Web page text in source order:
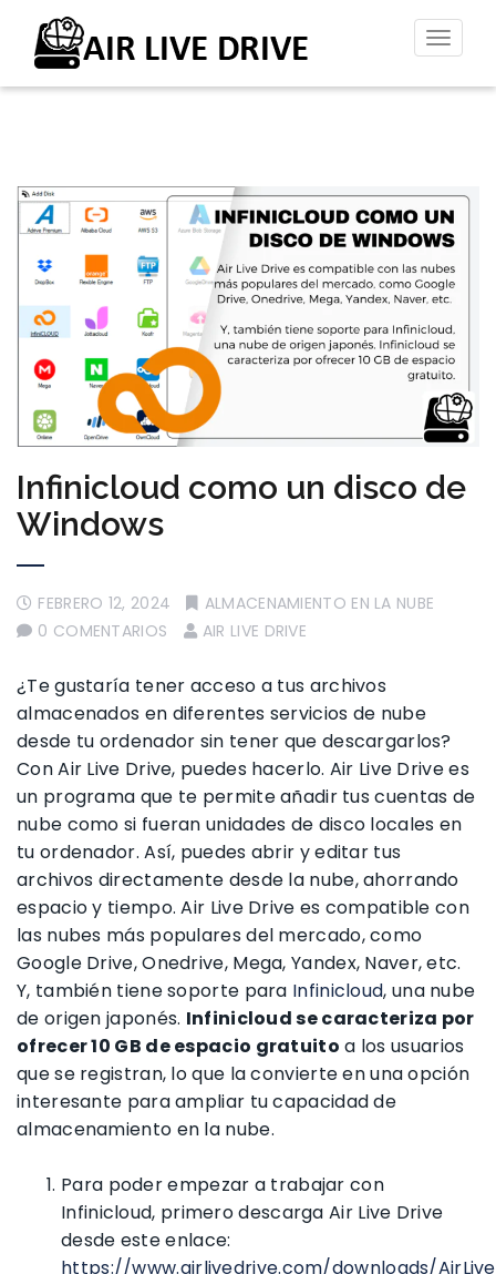
Infinicloud como un disco de
Windows
FEBRERO 12, 2024
ALMACENAMIENTO EN LA NUBE
0 COMENTARIOS
AIR LIVE DRIVE
¿Te gustaría tener acceso a tus archivos
almacenados en diferentes servicios de nube
desde tu ordenador sin tener que descargarlos?
Con Air Live Drive, puedes hacerlo. Air Live Drive es
un programa que te permite añadir tus cuentas de
nube como si fueran unidades de disco locales en
tu ordenador. Así, puedes abrir y editar tus
archivos directamente desde la nube, ahorrando
espacio y tiempo. Air Live Drive es compatible con
las nubes más populares del mercado, como
Google Drive, Onedrive, Mega, Yandex, Naver, etc.
Y, también tiene soporte para Infinicloud, una nube
de origen japonés. Infinicloud se caracteriza por
ofrecer 10 GB de espacio gratuito a los usuarios
que se registran, lo que la convierte en una opción
interesante para ampliar tu capacidad de
almacenamiento en la nube.
Para poder empezar a trabajar con
Infinicloud, primero descarga Air Live Drive
desde este enlace:
https://www.airlivedrive.com/downloads/